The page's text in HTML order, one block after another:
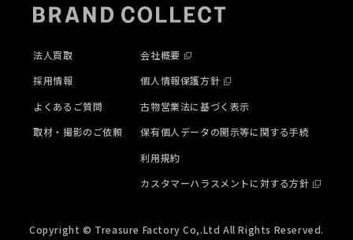
法人買取
採用情報
よくあるご質問
取材・撮影のご依頼
会社概要
個人情報保護方針
古物営業法に基づく表示
保有個人データの開示等に関する手続
利用規約
カスタマーハラスメントに対する方針
Copyright © Treasure Factory Co,.Ltd All Rights Reserved.